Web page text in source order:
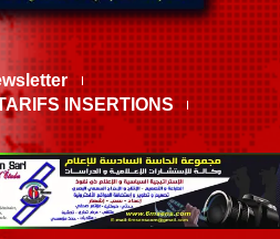
INSERTIONS